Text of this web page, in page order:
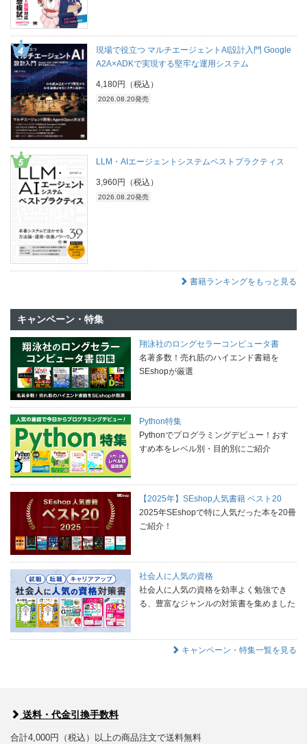
現場で役立つ マルチエージェントAI設計入門 Google
A2A×ADKで実現する堅牢な運用システム
4,180円（税込）
2026.08.20発売
LLM・AIエージェントシステムベストプラクティス
3,960円（税込）
2026.08.20発売
書籍ランキングをもっと見る
キャンペーン・特集
翔泳社のロングセラーコンピュータ書
名著多数！売れ筋のハイエンド書籍を
SEshopが厳選
Python特集
Pythonでプログラミングデビュー！おす
すめ本をレベル別・目的別にご紹介
【2025年】SEshop人気書籍 ベスト20
2025年SEshopで特に人気だった本を20冊
ご紹介！
社会人に人気の資格
社会人に人気の資格を効率よく勉強でき
る、豊富なジャンルの対策書を集めました
キャンペーン・特集一覧を見る
送料・代金引換手数料
合計4,000円（税込）以上の商品注文で送料無料